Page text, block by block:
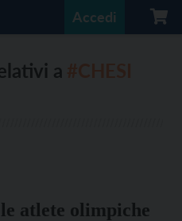
Accedi
a
atlete olimpiche